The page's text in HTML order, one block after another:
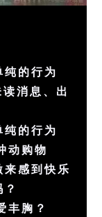
的行为
消息、出
的行为
动购物
感到快乐
丰胸？